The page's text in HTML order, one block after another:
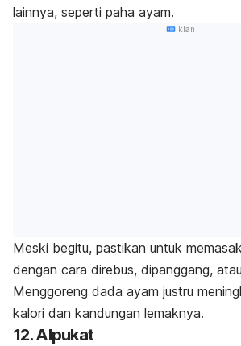
lainnya, seperti paha ayam.
Iklan
Meski begitu, pastikan untuk
dengan cara direbus, dipanggang,
Menggoreng dada ayam justru
kalori dan kandungan lemaknya.
12. Alpukat